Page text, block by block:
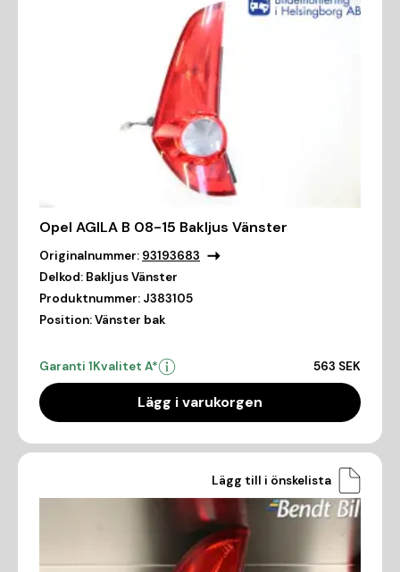
Opel AGILA B 08-15 Bakljus Vänster
Originalnummer: 93193683
Delkod: Bakljus Vänster
Produktnummer: J383105
Position:Vänster bak
Garanti 1Kvalitet A* 563 SEK
Lägg i varukorgen
Lägg till i önskelista